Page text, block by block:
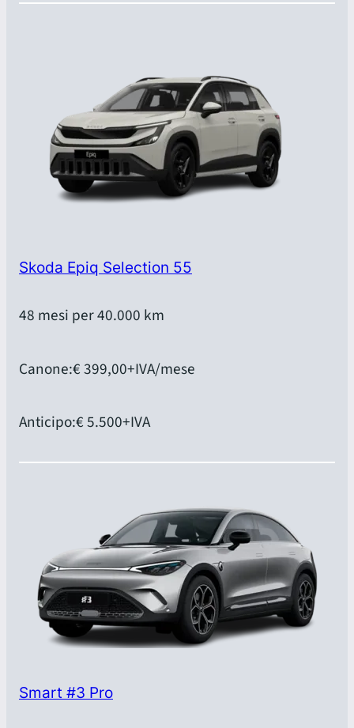
Skoda Epiq Selection 55
48 mesi per 40.000 km
Canone:€ 399,00+IVA/mese
Anticipo:€ 5.500+IVA
Smart #3 Pro